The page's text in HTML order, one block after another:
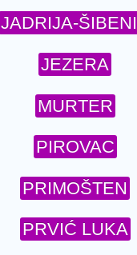
JADRIJA-
JEZERA
MURTER
PIROVAC
PRIMOŠTEN
PRVIĆ LUKA